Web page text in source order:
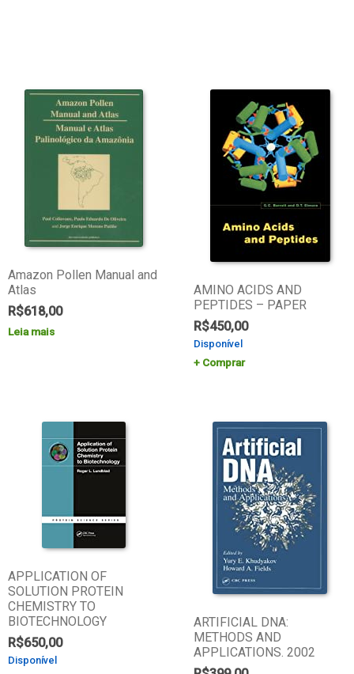
Amazon Pollen Manual and
Atlas
R$618,00
Leia mais
AMINO ACIDS AND
PEPTIDES – PAPER
R$450,00
Disponível
Comprar
APPLICATION OF
SOLUTION PROTEIN
CHEMISTRY TO
BIOTECHNOLOGY
R$650,00
Disponível
ARTIFICIAL DNA:
METHODS AND
APPLICATIONS. 2002